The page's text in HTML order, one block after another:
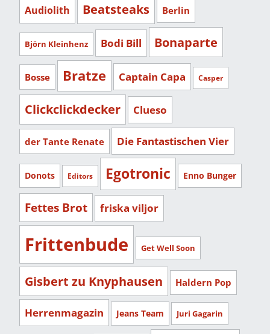
Audiolith Beatsteaks Berlin
Björn Kleinhenz Bodi Bill Bonaparte
Bosse Bratze Captain Capa Casper
Clickclickdecker Clueso
der Tante Renate Die Fantastischen Vier
Donots Editors Egotronic Enno Bunger
Fettes Brot friska viljor
Frittenbude Get Well Soon
Gisbert zu Knyphausen Haldern Pop
Herrenmagazin Jeans Team Juri Gagarin